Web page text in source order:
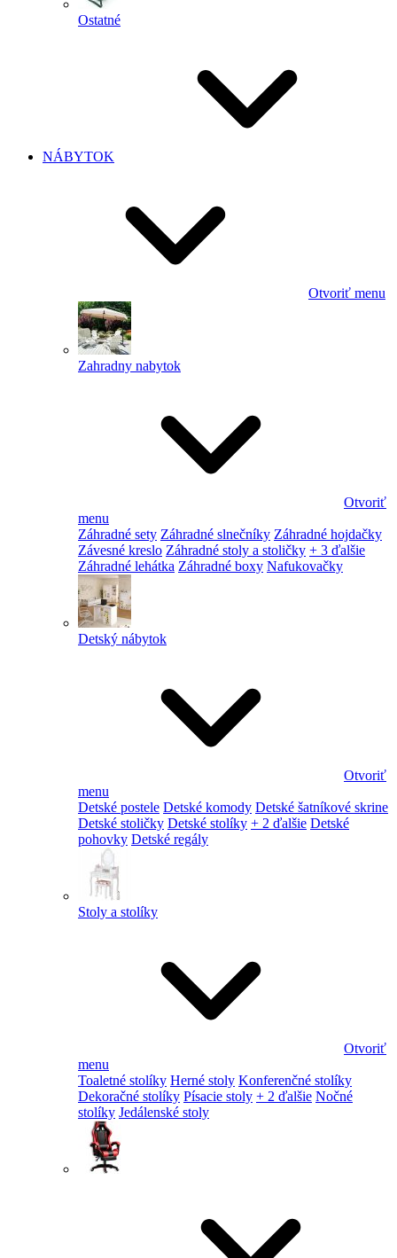
Ostatné
NÁBYTOK
Otvoriť menu
Zahradny nabytok
Otvoriť
menu
Záhradné sety Záhradné slnečníky Záhradné hojdačky
Závesné kreslo Záhradné stoly a stoličky + 3 ďalšie
Záhradné lehátka Záhradné boxy Nafukovačky
Detský nábytok
Otvoriť
menu
Detské postele Detské komody Detské šatníkové skrine
Detské stoličky Detské stolíky + 2 ďalšie Detské
pohovky Detské regály
Stoly a stolíky
Otvoriť
menu
Toaletné stolíky Herné stoly Konferenčné stolíky
Dekoračné stolíky Písacie stoly + 2 ďalšie Nočné
stolíky Jedálenské stoly